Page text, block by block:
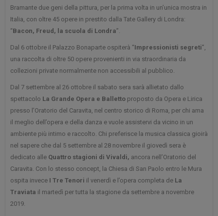
Bramante due geni della pittura, per la prima volta in un’unica mostra in
Italia, con oltre 45 opere in prestito dalla Tate Gallery di Londra:
“Bacon, Freud, la scuola di Londra”.
Dal 6 ottobre il Palazzo Bonaparte ospiterà “Impressionisti segreti”,
una raccolta di oltre 50 opere provenienti in via straordinaria da
collezioni private normalmente non accessibili al pubblico.
Dal 7 settembre al 26 ottobre il sabato sera sarà allietato dallo
spettacolo La Grande Opera e Balletto proposto da Opera e Lirica
presso l’Oratorio del Caravita, nel centro storico di Roma, per chi ama
il meglio dell’opera e della danza e vuole assistervi da vicino in un
ambiente più intimo e raccolto. Chi preferisce la musica classica gioirà
nel sapere che dal 5 settembre al 28 novembre il giovedì sera è
dedicato alle Quattro stagioni di Vivaldi, ancora nell’Oratorio del
Caravita. Con lo stesso concept, la Chiesa di San Paolo entro le Mura
ospita invece I Tre Tenori il venerdì e l’opera completa de La
Traviata il martedì per tutta la stagione da settembre a novembre
2019.